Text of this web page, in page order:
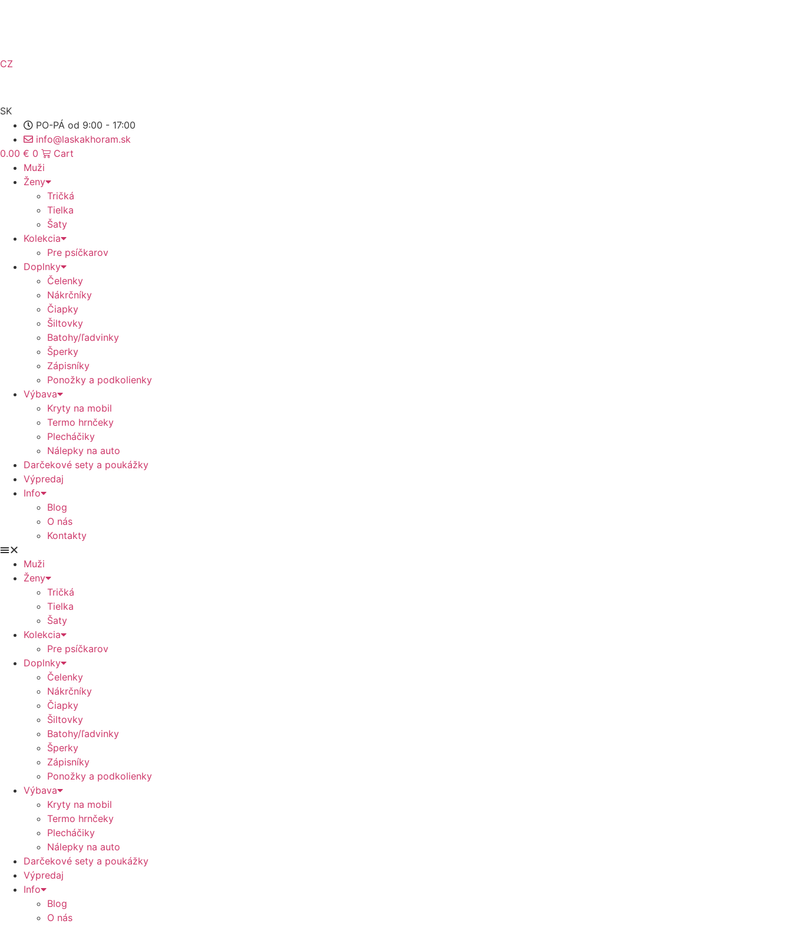
CZ
SK
PO-PÁ od 9:00 - 17:00
info@laskakhoram.sk
0.00 € 0
Cart
Muži
Ženy
Tričká
Tielka
Šaty
Kolekcia
Pre psíčkarov
Doplnky
Čelenky
Nákrčníky
Čiapky
Šiltovky
Batohy/ľadvinky
Šperky
Zápisníky
Ponožky a podkolienky
Výbava
Kryty na mobil
Termo hrnčeky
Plecháčiky
Nálepky na auto
Darčekové sety a poukážky
Výpredaj
Info
Blog
O nás
Kontakty
Muži
Ženy
Tričká
Tielka
Šaty
Kolekcia
Pre psíčkarov
Doplnky
Čelenky
Nákrčníky
Čiapky
Šiltovky
Batohy/ľadvinky
Šperky
Zápisníky
Ponožky a podkolienky
Výbava
Kryty na mobil
Termo hrnčeky
Plecháčiky
Nálepky na auto
Darčekové sety a poukážky
Výpredaj
Info
Blog
O nás